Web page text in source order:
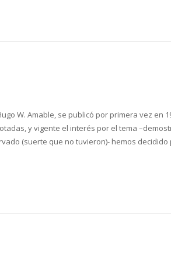
W. Amable, se publicó por primera vez en
y vigente el interés por el tema
(suerte que no tuvieron)- hemos